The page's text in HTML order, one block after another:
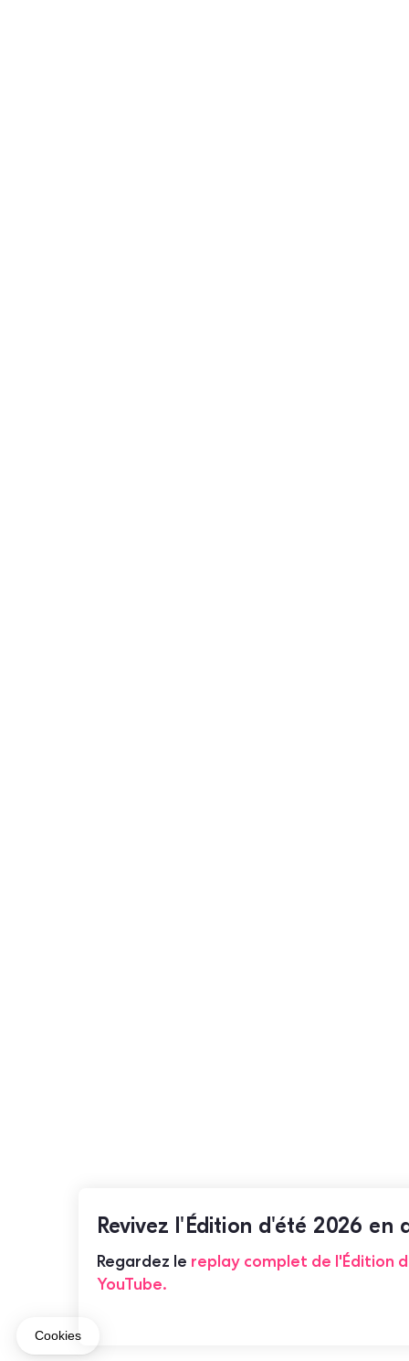
Revivez l'Édition d'été 2026 en
Regardez le replay complet de l'Édition
YouTube.
Cookies